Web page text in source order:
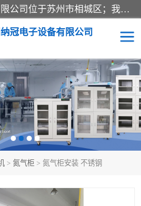
苏州纳冠电子设备有限公司位于苏州市相城区；我司依托国外先进技术结合国内用户的需求，为客户提供具有WMS功能的超低湿快速除湿电子防潮，压缩空气连续干燥柜、智能物料管理氮气储物柜、自制氮氮气柜、防潮氮气组合柜、不锈钢洁净氮气柜、洁净储物柜、石墨舟柜、亮灯导引丝网板存储柜、PCB柔性板气密干燥柜等
冠电子设备有限公司
> 氮气柜 > 氮气柜安装 不锈钢
氮气柜
干燥箱